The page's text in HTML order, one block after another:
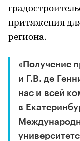
притяжения
региона.
«Получение
и Г.В. де
нас и всей
в